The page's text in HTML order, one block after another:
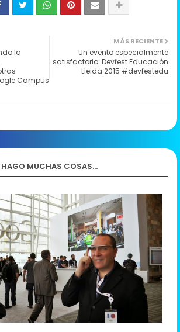
MÁS RECIENTE
Un evento especialmente
satisfactorio: Devfest Educación
Lleida 2015 #devfestedu
la
Campus
HAGO MUCHAS COSAS...